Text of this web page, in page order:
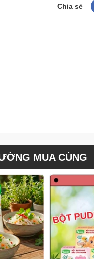
Chia sẻ
MUA CÙNG